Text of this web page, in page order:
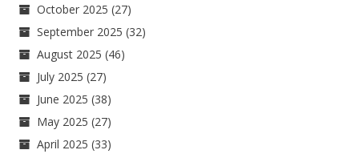
October 2025 (27)
September 2025 (32)
August 2025 (46)
July 2025 (27)
June 2025 (38)
May 2025 (27)
April 2025 (33)